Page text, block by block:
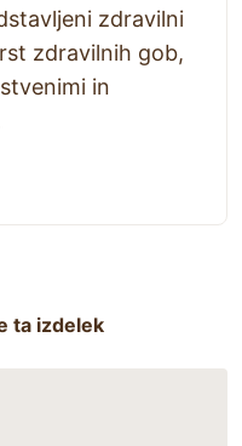
zdravilni
zdravilnih gob,
in
ta izdelek